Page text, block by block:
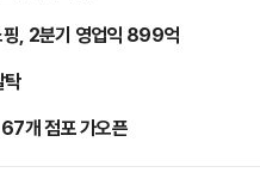
핑, 2분기 영업익 899억
탁
개 점포 가오픈